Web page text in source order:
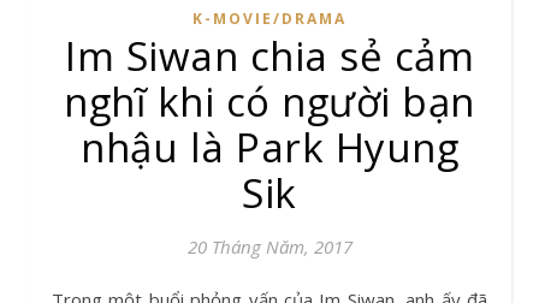
K-MOVIE/DRAMA
Im Siwan chia sẻ cảm
nghĩ khi có người bạn
nhậu là Park Hyung
Sik
20 Tháng Năm, 2017